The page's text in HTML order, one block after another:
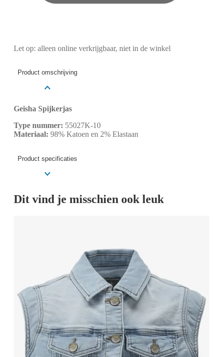
Let op: alleen online verkrijgbaar, niet in de winkel
Product omschrijving
Geisha Spijkerjas
Type nummer: 55027K-10
Materiaal: 98% Katoen en 2% Elastaan
Product specificaties
Dit vind je misschien ook leuk